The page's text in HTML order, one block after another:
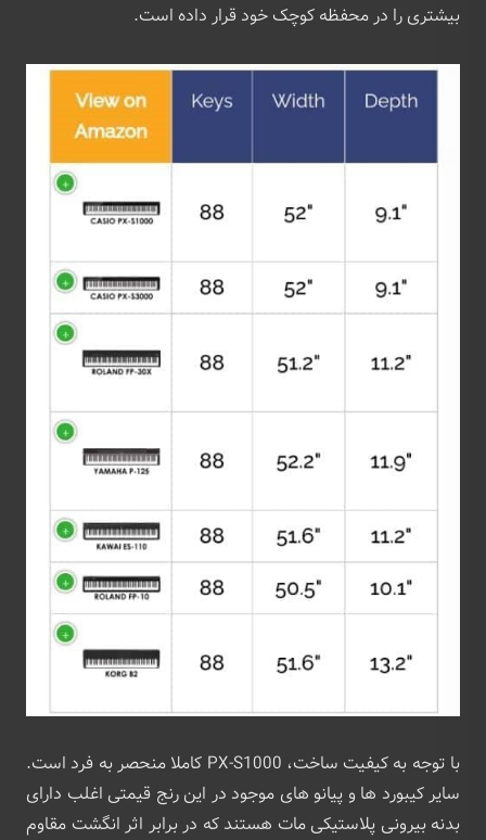
بیشتری را در محفظه کوچک خود قرار داده است.
با توجه به کیفیت ساخت، PX-S1000 کاملا منحصر به فرد است.
سایر کیبورد ها و پیانو های موجود در این رنج قیمتی اغلب دارای
بدنه بیرونی پلاستیکی مات هستند که در برابر اثر انگشت مقاوم